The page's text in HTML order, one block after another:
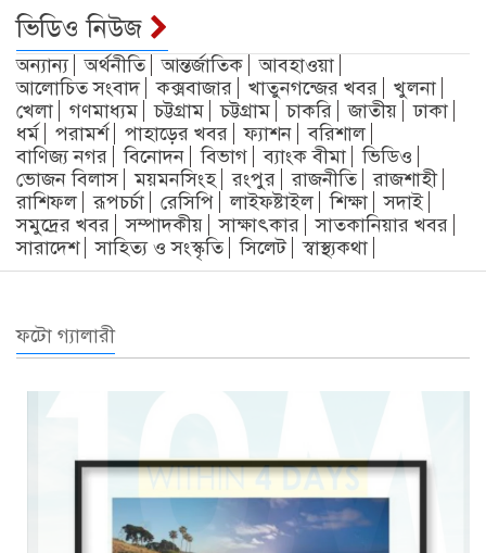
ভিডিও নিউজ
অন্যান্য অর্থনীতি আন্তর্জাতিক
আবহাওয়া
আলোচিত সংবাদ
কক্সবাজার খাতুনগন্জের খবর
খুলনা
খেলা
গণমাধ্যম চট্টগ্রাম চট্টগ্রাম চাকরি জাতীয়
ঢাকা
ধর্ম
পরামর্শ পাহাড়ের খবর ফ্যাশন
বরিশাল
বাণিজ্য নগর
বিনোদন বিভাগ ব্যাংক বীমা
ভিডিও
ভোজন বিলাস
ময়মনসিংহ রংপুর রাজনীতি
রাজশাহী
রাশিফল
রূপচর্চা রেসিপি লাইফষ্টাইল শিক্ষা
সদাই
সমুদ্রের খবর
সম্পাদকীয় সাক্ষাৎকার
সাতকানিয়ার খবর
সারাদেশ
সাহিত্য ও সংস্কৃতি সিলেট স্বাস্থ্যকথা
ফটো গ্যালারী